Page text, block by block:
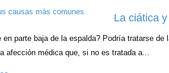
La ciática
en parte baja de la espalda? Podría tratarse de
afección médica que, si no es tratada a...